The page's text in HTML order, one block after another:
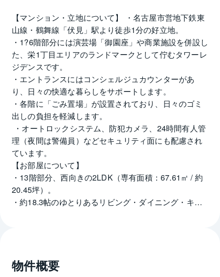
【マンション・立地について】 ・名古屋市営地下鉄東
山線・鶴舞線「伏見」駅より徒歩1分の好立地。
・1?6階部分には演芸場「御園座」や商業施設を併設し
た、栄1丁目エリアのランドマークとして佇むタワーレ
ジデンスです。
・エントランスにはコンシェルジュカウンターがあ
り、日々の快適な暮らしをサポートします。
・各階に「ごみ置場」が設置されており、日々のゴミ
出しの負担を軽減します。
・オートロックシステム、防犯カメラ、24時間有人管
理（夜間は警備員）などセキュリティ面にも配慮され
ています。
【お部屋について】
・13階部分、西向きの2LDK（専有面積：67.61㎡ / 約
20.45坪）。
・約18.3帖のゆとりあるリビング・ダイニング・キッ
ゴミ処理機）と食器洗い乾燥機を搭載。家事の時短を
物件概要